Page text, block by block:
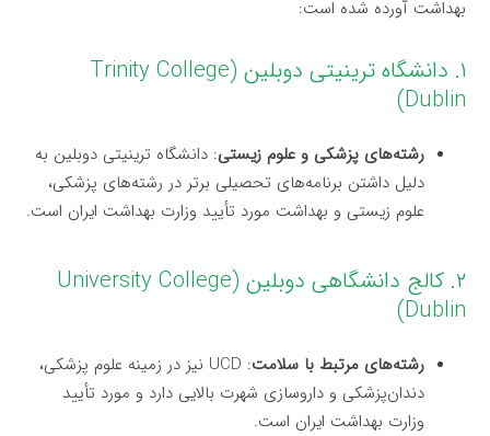
بهداشت آورده شده است:
۱. دانشگاه ترینیتی دوبلین (Trinity College
Dublin)
رشته‌های پزشکی و علوم زیستی: دانشگاه ترینیتی دوبلین به
دلیل داشتن برنامه‌های تحصیلی برتر در رشته‌های پزشکی،
علوم زیستی و بهداشت مورد تأیید وزارت بهداشت ایران است.
۲. کالج دانشگاهی دوبلین (University College
Dublin)
رشته‌های مرتبط با سلامت
: UCD نیز در زمینه علوم پزشکی،
دندان‌پزشکی و داروسازی شهرت بالایی دارد و مورد تأیید
وزارت بهداشت ایران است.